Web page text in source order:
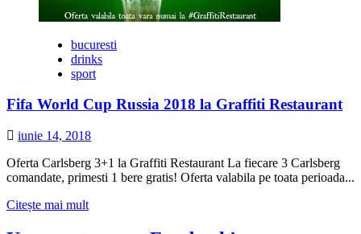
bucuresti
drinks
sport
Fifa World Cup Russia 2018 la Graffiti Restaurant
iunie 14, 2018
Oferta Carlsberg 3+1 la Graffiti Restaurant La fiecare 3 Carlsberg
comandate, primesti 1 bere gratis! Oferta valabila pe toata perioada...
Citește mai multCitește